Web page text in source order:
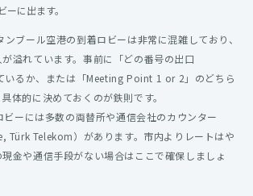
に出ます。
ンブール空港の到着ロビーは非常に混雑しており、
溢れています。事前に「どの番号の出口
いるか、または「Meeting Point 1 or 2」のどちら
体的に決めておくのが鉄則です。
ビーには多数の両替所や通信会社のカウンター
Türk Telekom）があります。市内よりレートはや
金や通信手段がない場合はここで確保しましょ